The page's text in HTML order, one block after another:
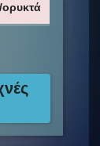
ορυκτά